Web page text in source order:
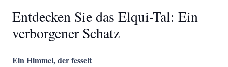
Entdecken Sie das Elqui-Tal: Ein
verborgener Schatz
Ein Himmel, der fesselt